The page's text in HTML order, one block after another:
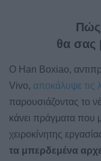
Πώς
θα σας
Ο Han Boxiao,
Vivo, αποκάλυψε τις
παρουσιάζοντας το
κάνει πράγματα που
χειροκίνητης
τα μπερδεμένα